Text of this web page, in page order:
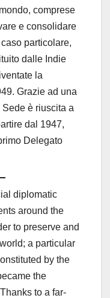
comprese
e consolidare
particolare,
dalle Indie
la
Grazie ad una
è riuscita a
dal 1947,
Delegato
diplomatic
around the
to preserve and
a particular
by the
the
to a far-